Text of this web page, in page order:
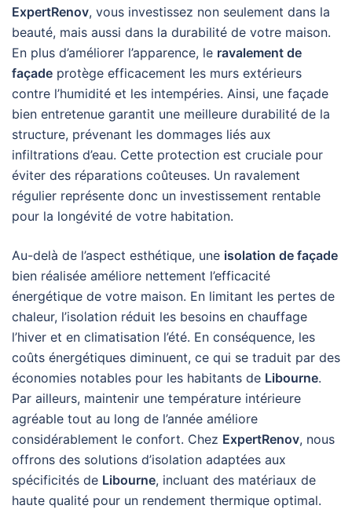
ExpertRenov, vous investissez non seulement dans la
beauté, mais aussi dans la durabilité de votre maison.
En plus d’améliorer l’apparence, le ravalement de
façade protège efficacement les murs extérieurs
contre l’humidité et les intempéries. Ainsi, une façade
bien entretenue garantit une meilleure durabilité de la
structure, prévenant les dommages liés aux
infiltrations d’eau. Cette protection est cruciale pour
éviter des réparations coûteuses. Un ravalement
régulier représente donc un investissement rentable
pour la longévité de votre habitation.
Au-delà de l’aspect esthétique, une isolation de façade
bien réalisée améliore nettement l’efficacité
énergétique de votre maison. En limitant les pertes de
chaleur, l’isolation réduit les besoins en chauffage
l’hiver et en climatisation l’été. En conséquence, les
coûts énergétiques diminuent, ce qui se traduit par des
économies notables pour les habitants de Libourne.
Par ailleurs, maintenir une température intérieure
agréable tout au long de l’année améliore
considérablement le confort. Chez ExpertRenov, nous
offrons des solutions d’isolation adaptées aux
spécificités de Libourne, incluant des matériaux de
haute qualité pour un rendement thermique optimal.